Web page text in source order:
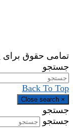
تمامی حقوق برای
جستجو
Back To Top
×
Close search
جستجو
جستجو